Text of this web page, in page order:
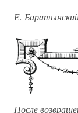
Е.
После